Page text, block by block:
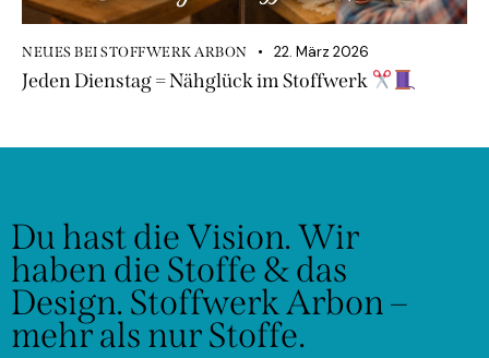
NEUES BEI STOFFWERK ARBON 22. März 2026
Jeden Dienstag = Nähglück im Stoffwerk
Du hast die Vision.Wir
haben die Stoffe & das
Design. Stoffwerk Arbon –
mehr als nur Stoffe.